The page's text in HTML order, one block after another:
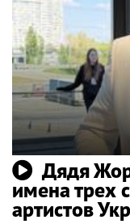
Дядя
имена трех
артистов